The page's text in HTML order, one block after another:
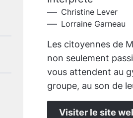
Christine Lever
Lorraine Garneau
Les citoyennes de
non seulement
vous attendent au
groupe, au son de
Visiter le site